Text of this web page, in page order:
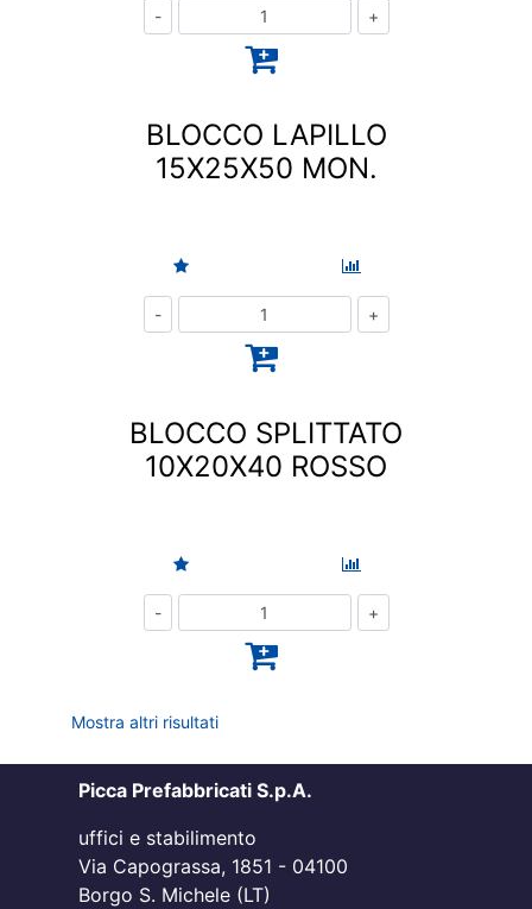
BLOCCO LAPILLO
15X25X50 MON.
BLOCCO SPLITTATO
10X20X40 ROSSO
Mostra altri risultati
Picca Prefabbricati S.p.A.
uffici e stabilimento
Via Capograssa, 1851 - 04100
Borgo S. Michele (LT)